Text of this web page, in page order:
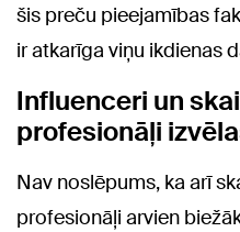
šis preču pieejamības
ir atkarīga viņu ikdienas
Influenceri un
profesionāļi
Nav noslēpums, ka arī
profesionāļi arvien